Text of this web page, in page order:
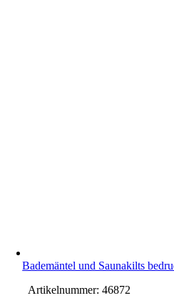
Bademäntel und Saunakilts
Artikelnummer:46872